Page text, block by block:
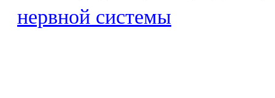
нервной системы